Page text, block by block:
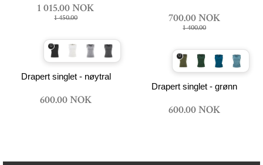
1 015.00 NOK
1 450.00 700.00 NOK
1 400.00
Drapert singlet - nøytral
600.00 NOK
Drapert singlet - grønn
600.00 NOK